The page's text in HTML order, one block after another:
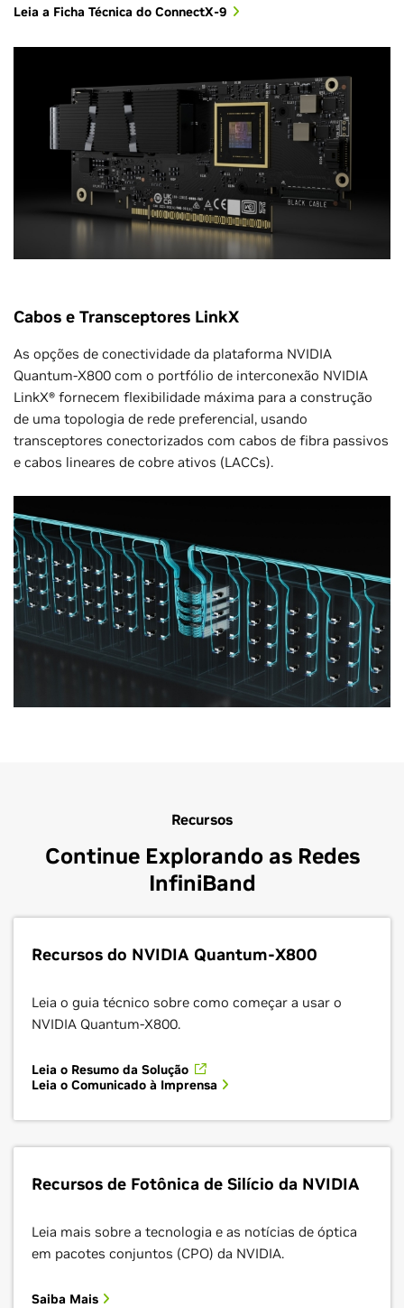
Leia a Ficha Técnica do ConnectX-9
Cabos e Transceptores LinkX
As opções de conectividade da plataforma NVIDIA
Quantum-X800 com o portfólio de interconexão NVIDIA
LinkX® fornecem flexibilidade máxima para a construção
de uma topologia de rede preferencial, usando
transceptores conectorizados com cabos de fibra passivos
e cabos lineares de cobre ativos (LACCs).
Recursos
Continue Explorando as Redes
InfiniBand
Recursos do NVIDIA Quantum-X800
Leia o guia técnico sobre como começar a usar o
NVIDIA Quantum-X800.
Leia o Resumo da Solução
Leia o Comunicado à Imprensa
Recursos de Fotônica de Silício da NVIDIA
Leia mais sobre a tecnologia e as notícias de óptica
em pacotes conjuntos (CPO) da NVIDIA.
Saiba Mais